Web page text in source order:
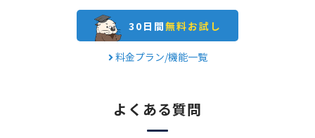
30日間無料お試し
料金プラン/機能一覧
よくある質問